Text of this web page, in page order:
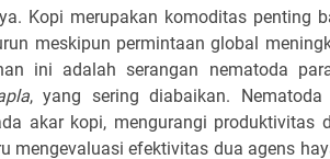
Kopi merupakan komoditas penting
meskipun permintaan global
ini adalah serangan nematoda
, yang sering diabaikan. Nematoda
akar kopi, mengurangi produktivitas
mengevaluasi efektivitas dua agens